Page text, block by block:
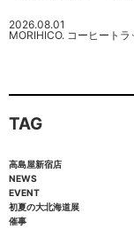
2026.08.01
MORIHICO. コーヒート
TAG
高島屋新宿店
NEWS
EVENT
初夏の大北海道展
催事